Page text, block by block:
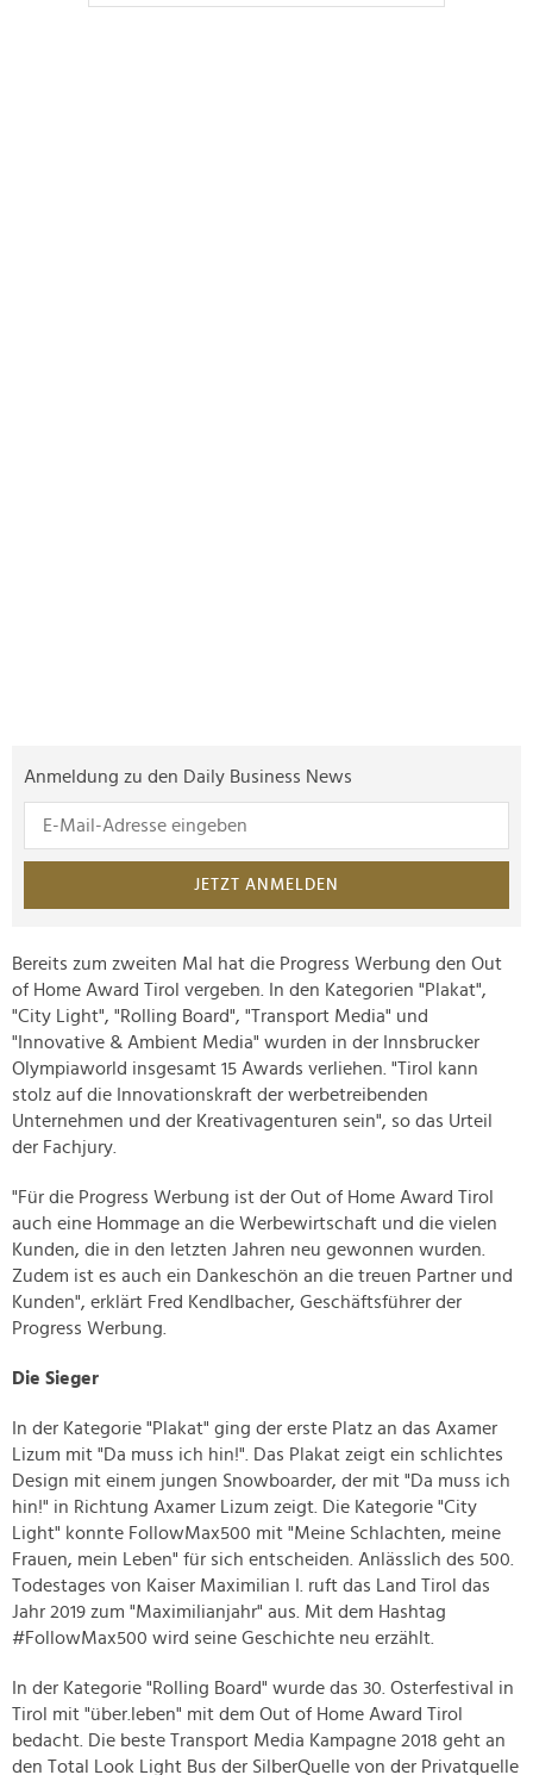
Anmeldung zu den Daily Business News
JETZT ANMELDEN
Bereits zum zweiten Mal hat die Progress Werbung den Out
of Home Award Tirol vergeben. In den Kategorien "Plakat",
"City Light", "Rolling Board", "Transport Media" und
"Innovative & Ambient Media" wurden in der Innsbrucker
Olympiaworld insgesamt 15 Awards verliehen. "Tirol kann
stolz auf die Innovationskraft der werbetreibenden
Unternehmen und der Kreativagenturen sein", so das Urteil
der Fachjury.
"Für die Progress Werbung ist der Out of Home Award Tirol
auch eine Hommage an die Werbewirtschaft und die vielen
Kunden, die in den letzten Jahren neu gewonnen wurden.
Zudem ist es auch ein Dankeschön an die treuen Partner und
Kunden", erklärt Fred Kendlbacher, Geschäftsführer der
Progress Werbung.
Die Sieger
In der Kategorie "Plakat" ging der erste Platz an das Axamer
Lizum mit "Da muss ich hin!". Das Plakat zeigt ein schlichtes
Design mit einem jungen Snowboarder, der mit "Da muss ich
hin!" in Richtung Axamer Lizum zeigt. Die Kategorie "City
Light" konnte FollowMax500 mit "Meine Schlachten, meine
Frauen, mein Leben" für sich entscheiden. Anlässlich des 500.
Todestages von Kaiser Maximilian I. ruft das Land Tirol das
Jahr 2019 zum "Maximilianjahr" aus. Mit dem Hashtag
#FollowMax500 wird seine Geschichte neu erzählt.
In der Kategorie "Rolling Board" wurde das 30. Osterfestival in
Tirol mit "über.leben" mit dem Out of Home Award Tirol
bedacht. Die beste Transport Media Kampagne 2018 geht an
den Total Look Light Bus der SilberQuelle von der Privatquelle